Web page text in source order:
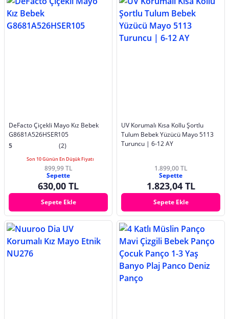
DeFacto Çiçekli Mayo Kız Bebek
G8681A526HSER105
5
(2)
Son 10 Günün En Düşük Fiyatı
899,99 TL
Sepette
630,00 TL
Sepete Ekle
UV Korumalı Kısa Kollu Şortlu
Tulum Bebek Yüzücü Mayo 5113
Turuncu | 6-12 AY
1.899,00 TL
Sepette
1.823,04 TL
Sepete Ekle